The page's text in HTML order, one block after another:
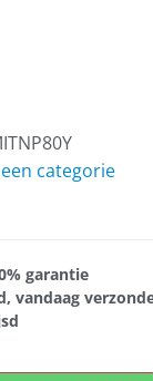
categorie
garantie
vandaag